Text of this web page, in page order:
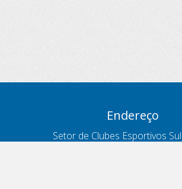
Endereço
Setor de Clubes Esportivos Sul